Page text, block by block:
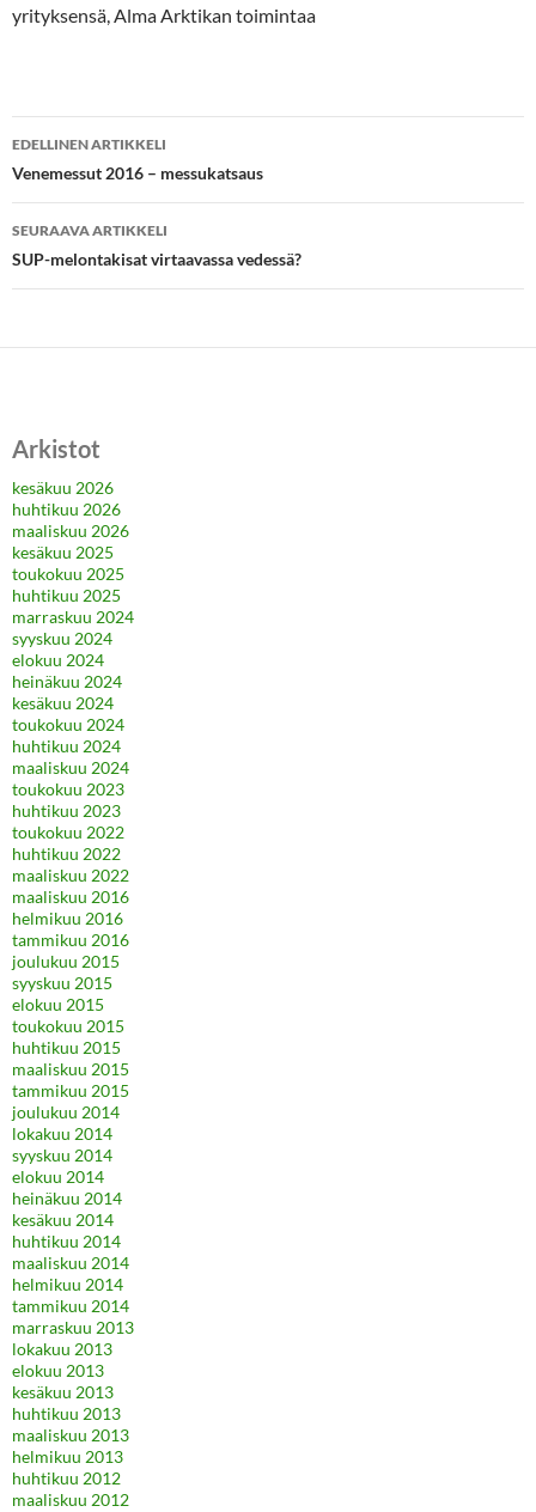
yrityksensä, Alma Arktikan toimintaa
Artikkelien
selaus
EDELLINEN ARTIKKELI
Venemessut 2016 – messukatsaus
SEURAAVA ARTIKKELI
SUP-melontakisat virtaavassa vedessä?
Arkistot
kesäkuu 2026
huhtikuu 2026
maaliskuu 2026
kesäkuu 2025
toukokuu 2025
huhtikuu 2025
marraskuu 2024
syyskuu 2024
elokuu 2024
heinäkuu 2024
kesäkuu 2024
toukokuu 2024
huhtikuu 2024
maaliskuu 2024
toukokuu 2023
huhtikuu 2023
toukokuu 2022
huhtikuu 2022
maaliskuu 2022
maaliskuu 2016
helmikuu 2016
tammikuu 2016
joulukuu 2015
syyskuu 2015
elokuu 2015
toukokuu 2015
huhtikuu 2015
maaliskuu 2015
tammikuu 2015
joulukuu 2014
lokakuu 2014
syyskuu 2014
elokuu 2014
heinäkuu 2014
kesäkuu 2014
huhtikuu 2014
maaliskuu 2014
helmikuu 2014
tammikuu 2014
marraskuu 2013
lokakuu 2013
elokuu 2013
kesäkuu 2013
huhtikuu 2013
maaliskuu 2013
helmikuu 2013
huhtikuu 2012
maaliskuu 2012